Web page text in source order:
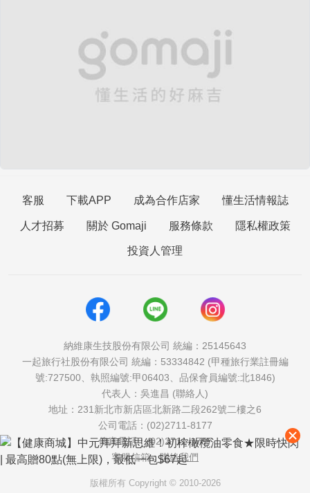
客服 下載APP 成為合作店家 懂生活情報誌
人才招募 關於 Gomaji 服務條款 隱私權政策
投資人管理
納維康生技股份有限公司 統編：25145643
一起旅行社股份有限公司 統編：53334842 (甲種旅行業註冊編
號:727500、執照編號:甲06403、品保會員編號:北1846)
代表人：吳進昌 (聯絡人)
地址：231新北市新店區北新路二段262號二樓之6
公司電話：(02)2711-8177
傳真電話：(02)2711-1757
客服信箱：聯絡我們
版權所有 Copyright © 2010-2026